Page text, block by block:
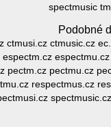
spectmusic
Podobné
ctmusi.cz ctmusic.cz
pectm.cz pectmu.cz
respectmus.cz